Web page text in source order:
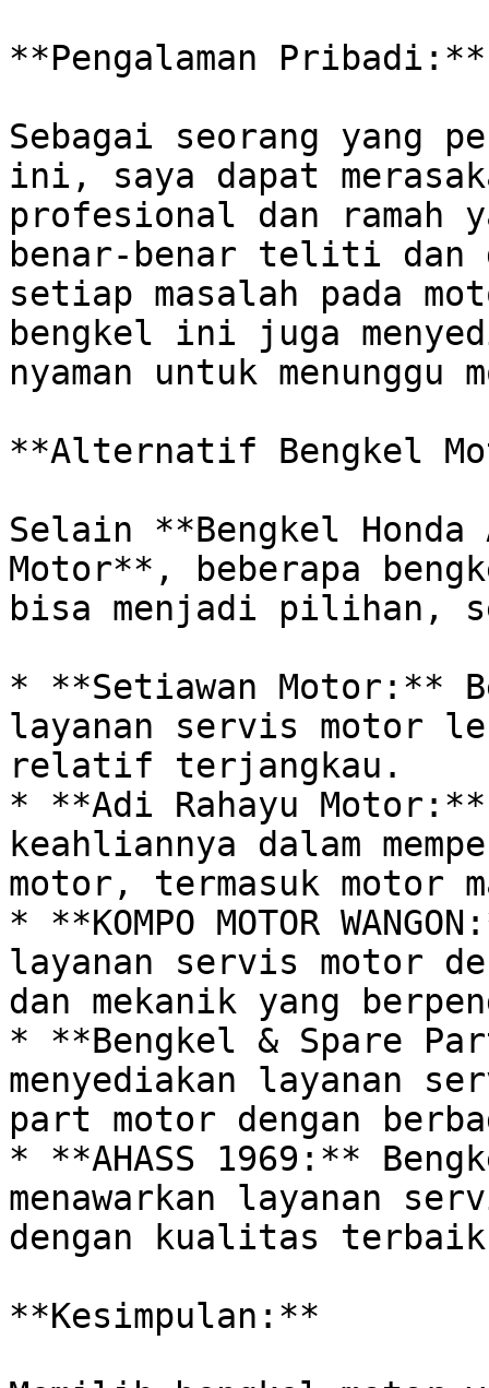
**Pengalaman Pribadi:**
Sebagai seorang yang
ini, saya dapat
profesional dan ramah
benar-benar teliti dan
setiap masalah pada
bengkel ini juga
nyaman untuk
**Alternatif Bengkel
Selain **Bengkel Honda
Motor**, beberapa
bisa menjadi pilihan,
* **Setiawan Motor:**
layanan servis motor
relatif terjangkau.
* **Adi Rahayu
keahliannya dalam
motor, termasuk motor
* **KOMPO MOTOR
layanan servis motor
dan mekanik yang
* **Bengkel & Spare
menyediakan layanan
part motor dengan
* **AHASS 1969:**
menawarkan layanan
dengan kualitas
**Kesimpulan:**